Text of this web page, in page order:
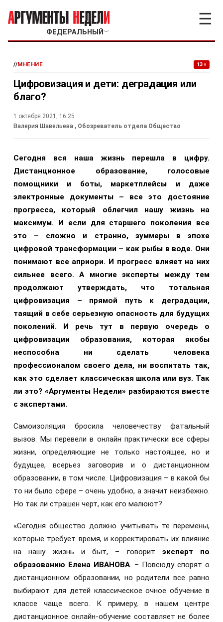
ФЕДЕРАЛЬНЫЙ ﹀
☰
//МНЕНИЕ 13+
Цифровизация и дети: деградация или
благо?
1 октября 2021, 16:25
Валерия Шавельева , Обозреватель отдела Общество
Сегодня вся наша жизнь перешла в цифру.
Дистанционное образование, голосовые
помощники и боты, маркетплейсы и даже
электронные документы – все это достояние
прогресса, который облегчил нашу жизнь на
максимум. И если для старшего поколения все
это – сложно и странно, зуммеры в эпохе
цифровой трансформации – как рыбы в воде. Они
понимают все априори. И прогресс влияет на них
сильнее всего. А многие эксперты между тем
продолжают утверждать, что тотальная
цифровизация – прямой путь к деградации,
таящий в себе серьезную опасность для будущих
поколений. И речь тут в первую очередь о
цифровизации образования, которая якобы
неспособна ни сделать человека
профессионалом своего дела, ни воспитать так,
как это сделает классическая школа или вуз. Так
ли это? «Аргументы Недели» разбираются вместе
с экспертами.
Самоизоляция бросила человечеству фатальный
вызов. Мы перевели в онлайн практически все сферы
жизни, определяющие не только настоящее, но и
будущее, всерьез заговорив и о дистанционном
образовании, в том числе. Цифровизация – в какой бы
то ни было сфере – очень удобно, а значит неизбежно.
Но так ли страшен черт, как его малюют?
«Сегодня общество должно учитывать те перемены,
которые требует время, и корректировать их влияние
на нашу жизнь и быт, – говорит эксперт по
образованию Елена ИВАНОВА. – Повсюду спорят о
дистанционном образовании, но родители все равно
выбирают для детей классическое очное обучение в
классе чаще всего. К примеру, в нашем центре
дистанционное онлайн-обучение составляет не более